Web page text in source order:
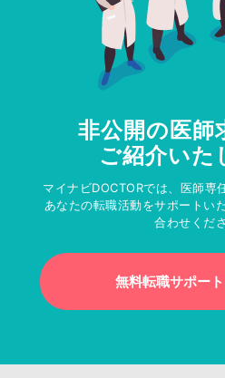
非公開の医師
ご紹介いた
マイナビDOCTORでは、医師専
あなたの転職活動をサポートい
合わせくださ
無料転職サポー